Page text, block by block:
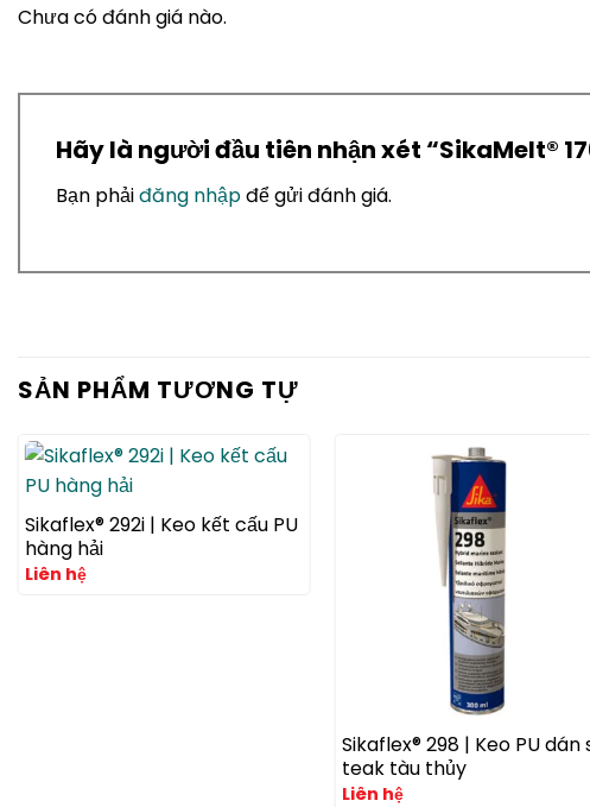
Chưa có đánh giá nào.
Hãy là người đầu tiên nhận xét “SikaMelt®
Bạn phảiđăng nhậpđể gửi đánh giá.
SẢN PHẨM TƯƠNG TỰ
Sikaflex® 292i | Keo kết cấu PU
hàng hải
Liên hệ
Sikaflex® 298 | Keo PU dán
teak tàu thủy
Liên hệ